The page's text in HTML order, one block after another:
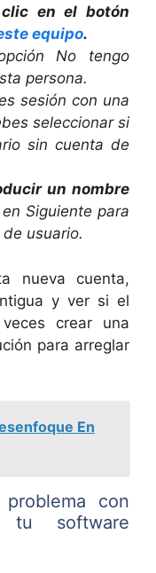
en el botón
equipo.
No tengo
persona.
sesión con una
seleccionar si
sin cuenta de
un nombre
Siguiente para
usuario.
nueva cuenta,
y ver si el
crear una
para arreglar
En
con
tu software